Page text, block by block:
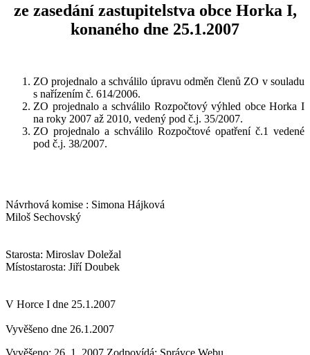
ze zasedání zastupitelstva obce Horka I,
konaného dne 25.1.2007
ZO projednalo a schválilo úpravu odměn členů ZO v souladu
s nařízením č. 614/2006.
ZO projednalo a schválilo Rozpočtový výhled obce Horka I
na roky 2007 až 2010, vedený pod č.j. 35/2007.
ZO projednalo a schválilo Rozpočtové opatření č.1 vedené
pod č.j. 38/2007.
Návrhová komise : Simona Hájková
Miloš Sechovský
Starosta: Miroslav Doležal
Místostarosta: Jiří Doubek
V Horce I dne 25.1.2007
Vyvěšeno dne 26.1.2007